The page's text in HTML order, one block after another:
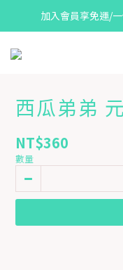
加入會員享免運/
西瓜弟弟
NT$360
數量